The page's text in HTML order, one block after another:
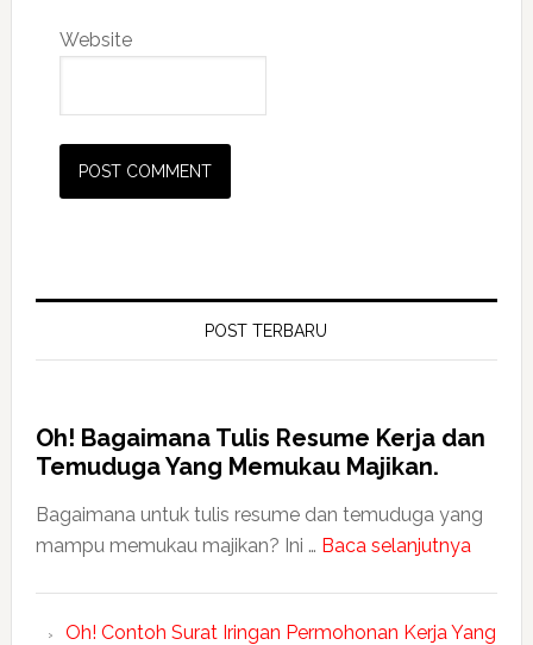
Website
POST TERBARU
Oh! Bagaimana Tulis Resume Kerja dan
Temuduga Yang Memukau Majikan.
Bagaimana untuk tulis resume dan temuduga yang
mampu memukau majikan? Ini … Baca selanjutnya
Oh! Contoh Surat Iringan Permohonan Kerja Yang